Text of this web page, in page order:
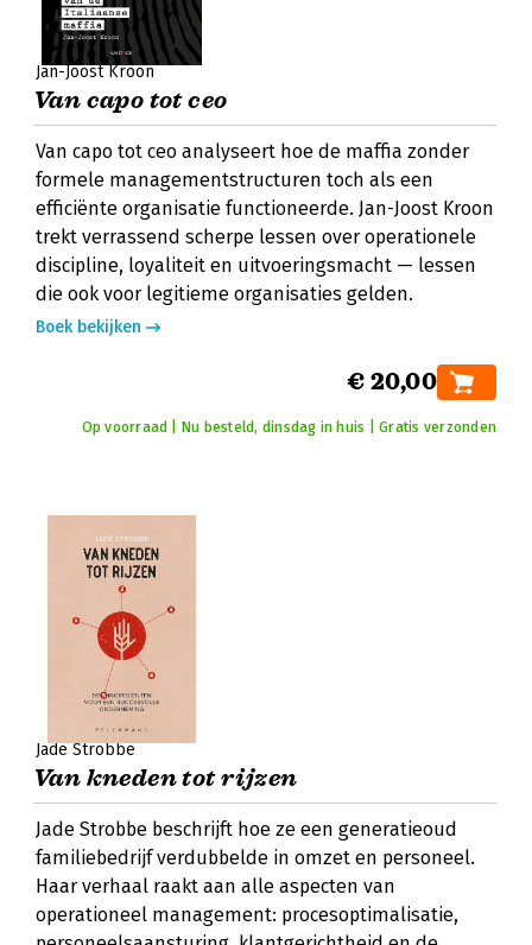
Jan-Joost Kroon
Van capo tot ceo
Van capo tot ceo analyseert hoe de maffia zonder
formele managementstructuren toch als een
efficiënte organisatie functioneerde. Jan-Joost Kroon
trekt verrassend scherpe lessen over operationele
discipline, loyaliteit en uitvoeringsmacht — lessen
die ook voor legitieme organisaties gelden.
Boek bekijken
€ 20,00
Op voorraad | Nu besteld, dinsdag in huis | Gratis verzonden
Jade Strobbe
Van kneden tot rijzen
Jade Strobbe beschrijft hoe ze een generatieoud
familiebedrijf verdubbelde in omzet en personeel.
Haar verhaal raakt aan alle aspecten van
operationeel management: procesoptimalisatie,